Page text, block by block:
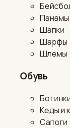
Панамы
Шапки
Шарфы
Шлемы
Обувь
Кеды и
Сапоги